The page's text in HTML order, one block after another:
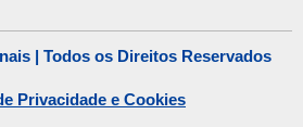
| Todos os Direitos Reservados
Privacidade e Cookies